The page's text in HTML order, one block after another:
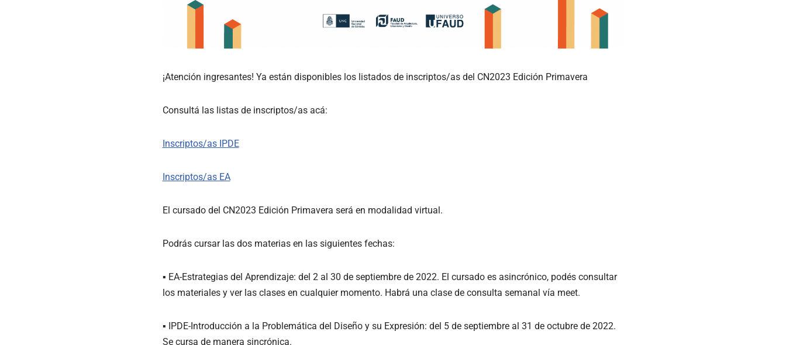
¡Atención ingresantes! Ya están disponibles los listados de inscriptos/as del CN2023 Edición Primavera
Consultá las listas de inscriptos/as acá:
Inscriptos/as IPDE
Inscriptos/as EA
El cursado del CN2023 Edición Primavera será en modalidad virtual.
Podrás cursar las dos materias en las siguientes fechas:
▪ EA-Estrategias del Aprendizaje: del 2 al 30 de septiembre de 2022. El cursado es asincrónico, podés consultar
los materiales y ver las clases en cualquier momento. Habrá una clase de consulta semanal vía meet.
▪ IPDE-Introducción a la Problemática del Diseño y su Expresión: del 5 de septiembre al 31 de octubre de 2022.
Se cursa de manera sincrónica.